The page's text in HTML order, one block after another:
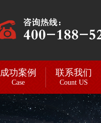
成功案例
Case
联系我们
Count US